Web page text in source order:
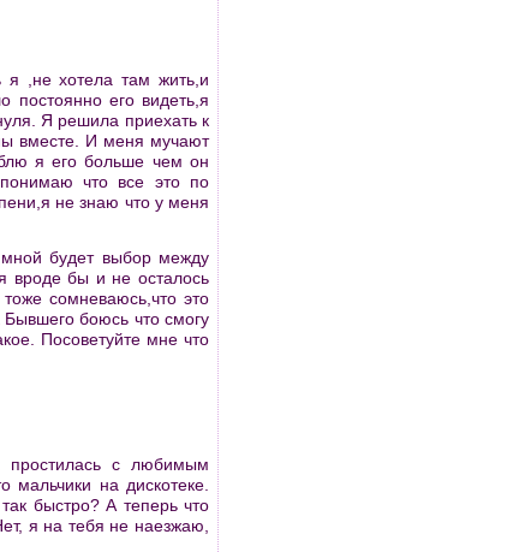
я ,не хотела там жить,и
постоянно его видеть,я
Я решила приехать к
вместе. И меня мучают
я его больше чем он
что все это по
не знаю что у меня
мной будет выбор между
вроде бы и не осталось
сомневаюсь,что это
Бывшего боюсь что смогу
Посоветуйте мне что
простилась с любимым
на дискотеке.
быстро? А теперь что
я на тебя не наезжаю,